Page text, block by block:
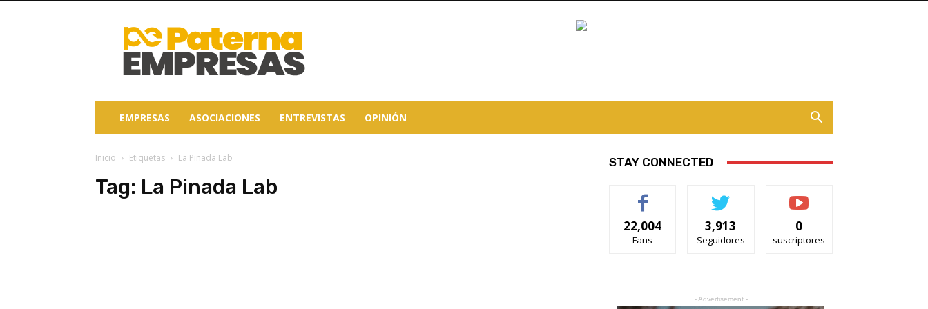
Paterna
Empresas
EMPRESAS ASOCIACIONES ENTREVISTAS OPINIÓN
Inicio Etiquetas La Pinada Lab
Tag: La Pinada Lab
STAY CONNECTED
22,004
Fans
3,913
Seguidores
0
suscriptores
- Advertisement -